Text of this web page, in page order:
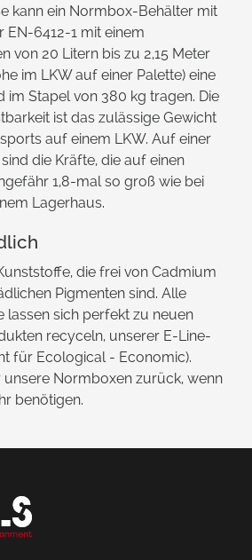
kann ein Normbox-Behälter mit
6412-1 mit einem
von 20 Litern bis zu 2,15 Meter
im LKW auf einer Palette) eine
im Stapel von 380 kg tragen. Die
ist das zulässige Gewicht
auf einem LKW. Auf einer
die Kräfte, die auf einen
1,8-mal so groß wie bei
Lagerhaus.
die frei von Cadmium
Pigmenten sind. Alle
lassen sich perfekt zu neuen
recyceln, unserer E-Line-
für Ecological - Economic).
unsere Normboxen zurück, wenn
benötigen.